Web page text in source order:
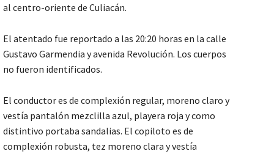
al centro-oriente de Culiacán.
El atentado fue reportado a las 20:20 horas en la calle
Gustavo Garmendia y avenida Revolución. Los cuerpos
no fueron identificados.
El conductor es de complexión regular, moreno claro y
vestía pantalón mezclilla azul, playera roja y como
distintivo portaba sandalias. El copiloto es de
complexión robusta, tez moreno clara y vestía